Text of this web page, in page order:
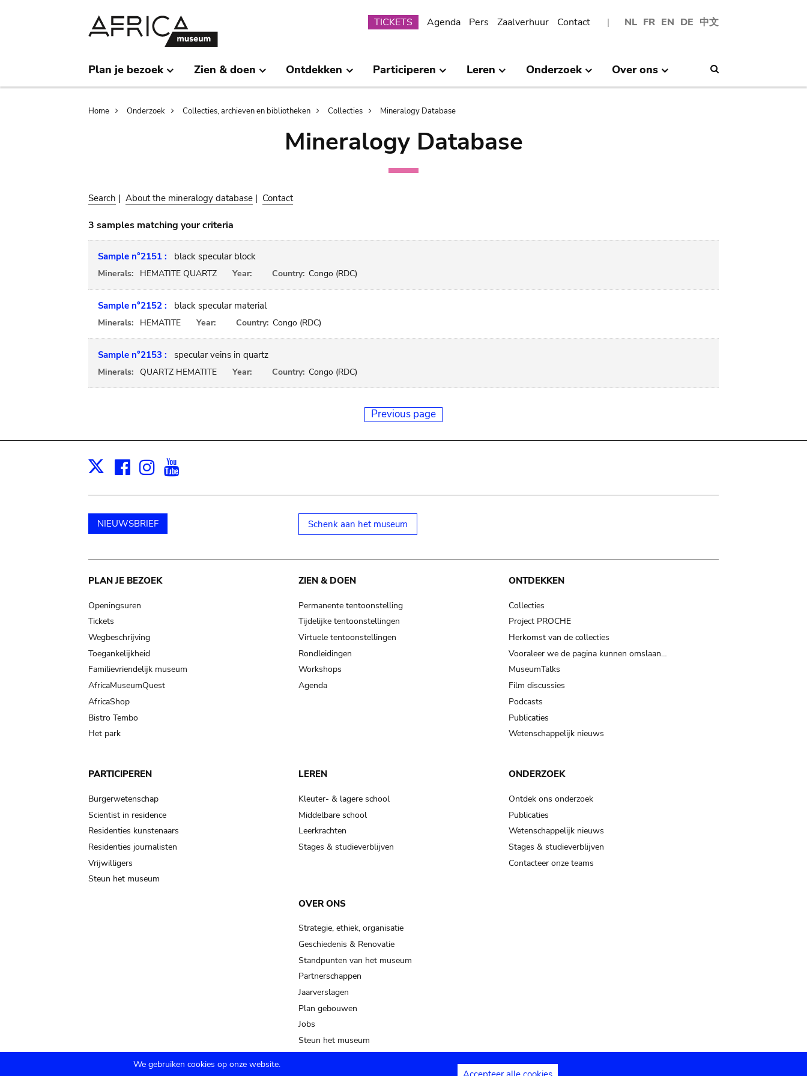
NL FR EN DE 中文
Submenu
TICKETS Agenda Pers Zaalverhuur Contact
Plan je bezoek Zien & doen Ontdekken Participeren Leren Onderzoek Over ons
Breadcrumb
Home Onderzoek Collecties, archieven en bibliotheken Collecties Mineralogy Database
Mineralogy Database
Search | About the mineralogy database | Contact
3 samples matching your criteria
Sample n°2151 : black specular block
Minerals: HEMATITE QUARTZ Year: Country: Congo (RDC)
Sample n°2152 : black specular material
Minerals: HEMATITE Year: Country: Congo (RDC)
Sample n°2153 : specular veins in quartz
Minerals: QUARTZ HEMATITE Year: Country: Congo (RDC)
Previous page
X Facebook
Instagram
NIEUWSBRIEF Schenk aan het museum
Main
navigation
PLAN JE BEZOEK
Openingsuren
Tickets
Wegbeschrijving
Toegankelijkheid
Familievriendelijk museum
AfricaMuseumQuest
AfricaShop
Bistro Tembo
Het park
ZIEN & DOEN
Permanente tentoonstelling
Tijdelijke tentoonstellingen
Virtuele tentoonstellingen
Rondleidingen
Workshops
Agenda
ONTDEKKEN
Collecties
Project PROCHE
Herkomst van de collecties
Vooraleer we de pagina kunnen omslaan…
MuseumTalks
Film discussies
Podcasts
Publicaties
Wetenschappelijk nieuws
PARTICIPEREN
Burgerwetenschap
Scientist in residence
Residenties kunstenaars
Residenties journalisten
Vrijwilligers
Steun het museum
LEREN
Kleuter- & lagere school
Middelbare school
Leerkrachten
Stages & studieverblijven
ONDERZOEK
Ontdek ons onderzoek
Publicaties
Wetenschappelijk nieuws
Stages & studieverblijven
Contacteer onze teams
OVER ONS
Strategie, ethiek, organisatie
Geschiedenis & Renovatie
Standpunten van het museum
Partnerschappen
Jaarverslagen
Plan gebouwen
Jobs
Steun het museum
We gebruiken cookies op onze website.